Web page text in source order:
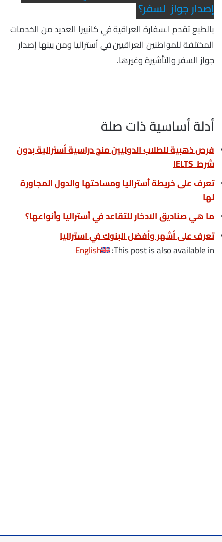
إصدار جواز السفر؟
بالطبع تقدم السفارة العراقية في كانبيرا العديد من الخدمات
المختلفة للمواطنين العراقيين في أستراليا ومن بينها إصدار
جواز السفر والتأشيرة وغيرها.
أدلة أساسية ذات صلة
فرص ذهبية للطلاب الدوليين منح دراسية أسترالية بدون
شرط IELTS
تعرف على خريطة أستراليا ومساحتها والدول المجاورة
لها
ما هي صناديق الادخار للتقاعد في أستراليا وأنواعها؟
تعرف على أشهر وأفضل البنوك في استراليا
This post is also available in:
English